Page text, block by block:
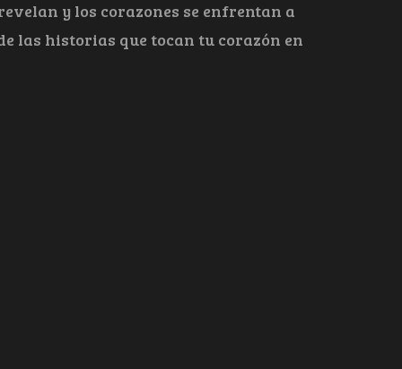
y los corazones se enfrentan a
las historias que tocan tu corazón en